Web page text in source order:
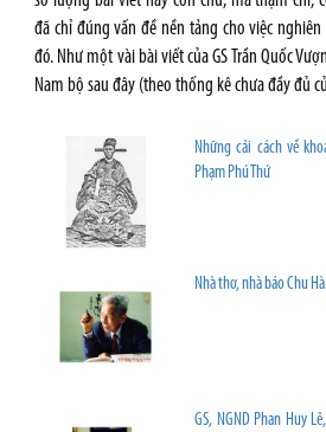
đã chỉ đúng vấn đề nền tảng cho việc
đó. Như một vài bài viết của GS Trần Quốc
Nam bộ sau đây (theo thống kê chưa đầy đủ
Những cải cách về
Phạm Phú Thứ
Nhà thơ, nhà báo Chu Hà
GS, NGND Phan Huy